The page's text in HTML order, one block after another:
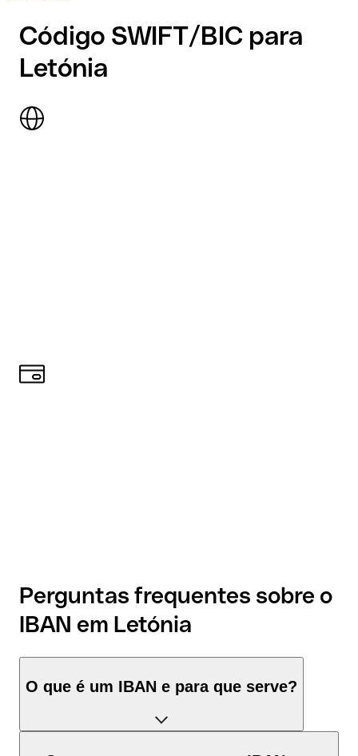
Código SWIFT/BIC para
Letónia
Perguntas frequentes sobre o
IBAN em Letónia
O que é um IBAN e para que serve?